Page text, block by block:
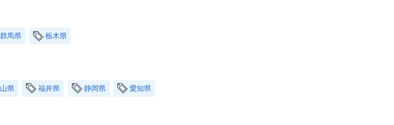
群馬県 栃木県
県 福井県 静岡県 愛知県